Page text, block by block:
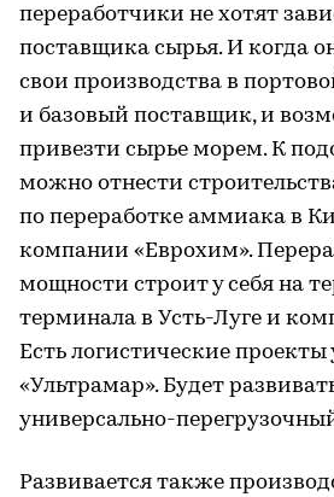
переработчики не хотят
поставщика сырья. И когда
свои производства в
и базовый поставщик, и
привезти сырье морем. К
можно отнести
по переработке аммиака в
компании «Еврохим».
мощности строит у себя на
терминала в Усть-Луге и
Есть логистические
«Ультрамар». Будет
универсально-
Развивается также